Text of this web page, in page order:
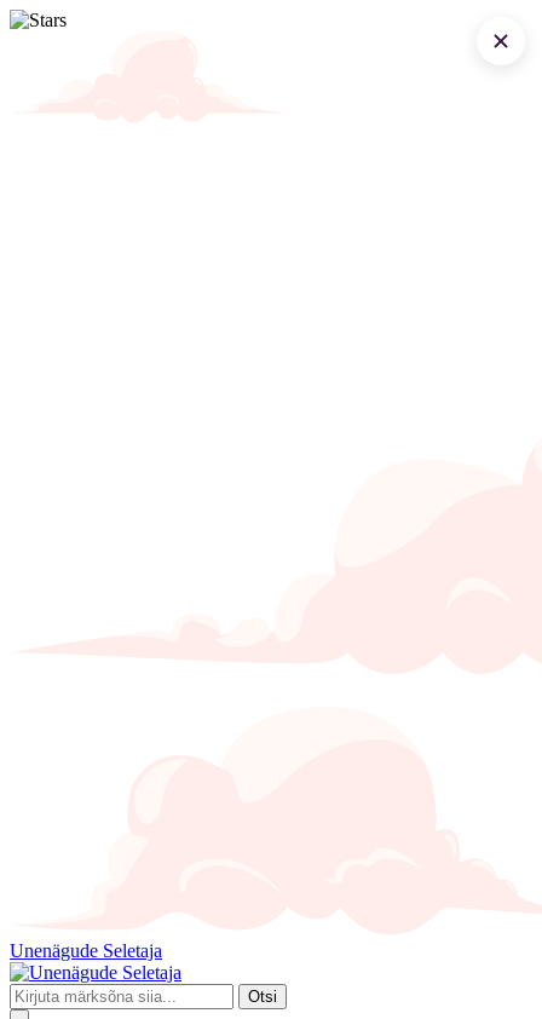
Unenägude Seletaja
Otsi